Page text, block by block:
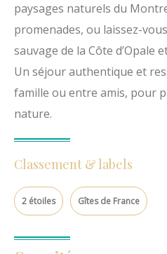
paysages naturels du
promenades, ou laissez-
sauvage de la Côte d’Opale
Un séjour authentique et
famille ou entre amis, pour
nature.
Classement & labels
2 étoiles Gîtes de France